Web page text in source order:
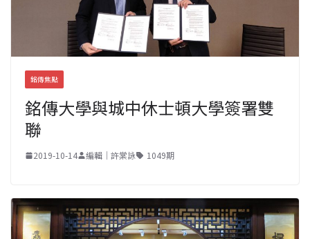
銘傳焦點
銘傳大學與城中休士頓大學簽署雙
聯
2019-10-14 編輯｜許棠詠 1049期